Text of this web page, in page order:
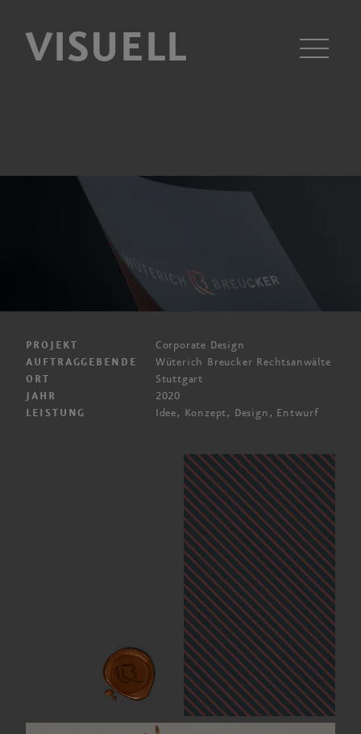
VISUELL
PROJEKT Corporate Design
AUFTRAGGEBENDE Wüterich Breucker Rechtsanwälte
ORT Stuttgart
JAHR 2020
LEISTUNG Idee, Konzept, Design, Entwurf